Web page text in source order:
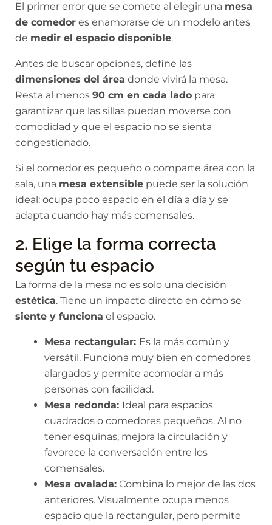
El primer error que se comete al elegir una mesa
de comedor es enamorarse de un modelo antes
de medir el espacio disponible.
Antes de buscar opciones, define las
dimensiones del área donde vivirá la mesa.
Resta al menos 90 cm en cada lado para
garantizar que las sillas puedan moverse con
comodidad y que el espacio no se sienta
congestionado.
Si el comedor es pequeño o comparte área con la
sala, una mesa extensible puede ser la solución
ideal: ocupa poco espacio en el día a día y se
adapta cuando hay más comensales.
2. Elige la forma correcta
según tu espacio
La forma de la mesa no es solo una decisión
estética. Tiene un impacto directo en cómo se
siente y funciona el espacio.
Mesa rectangular: Es la más común y
versátil. Funciona muy bien en comedores
alargados y permite acomodar a más
personas con facilidad.
Mesa redonda: Ideal para espacios
cuadrados o comedores pequeños. Al no
tener esquinas, mejora la circulación y
favorece la conversación entre los
comensales.
Mesa ovalada: Combina lo mejor de las dos
anteriores. Visualmente ocupa menos
espacio que la rectangular, pero permite